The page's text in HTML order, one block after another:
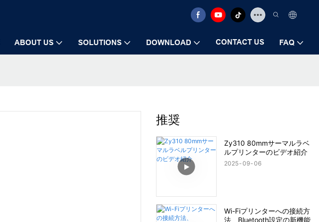
ABOUT US SOLUTIONS DOWNLOAD CONTACT US FAQ
推奨
Zy310 80mmサーマルラベ
ルプリンターのビデオ紹介
2025 09 06
Wi-Fiプリンターへの接続方
法、Bluetooth設定の新機能